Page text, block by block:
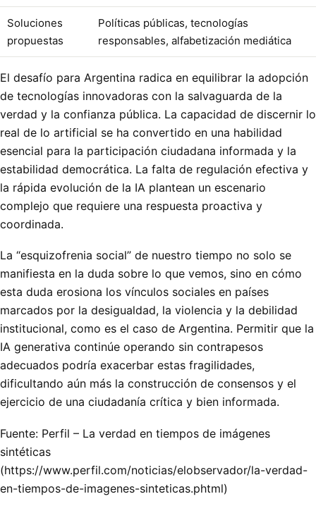
Soluciones
propuestas
Políticas públicas, tecnologías
responsables, alfabetización mediática
El desafío para Argentina radica en equilibrar la adopción
de tecnologías innovadoras con la salvaguarda de la
verdad y la confianza pública. La capacidad de discernir lo
real de lo artificial se ha convertido en una habilidad
esencial para la participación ciudadana informada y la
estabilidad democrática. La falta de regulación efectiva y
la rápida evolución de la IA plantean un escenario
complejo que requiere una respuesta proactiva y
coordinada.
La “esquizofrenia social” de nuestro tiempo no solo se
manifiesta en la duda sobre lo que vemos, sino en cómo
esta duda erosiona los vínculos sociales en países
marcados por la desigualdad, la violencia y la debilidad
institucional, como es el caso de Argentina. Permitir que la
IA generativa continúe operando sin contrapesos
adecuados podría exacerbar estas fragilidades,
dificultando aún más la construcción de consensos y el
ejercicio de una ciudadanía crítica y bien informada.
Fuente: Perfil – La verdad en tiempos de imágenes
sintéticas
(https://www.perfil.com/noticias/elobservador/la-verdad-
en-tiempos-de-imagenes-sinteticas.phtml)